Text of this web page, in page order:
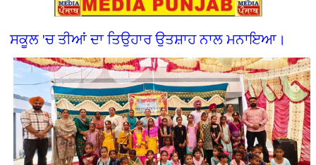
ਸਕੂਲ 'ਚ ਤੀਆਂ ਦਾ ਤਿਉਹਾਰ ਉਤਸ਼ਾਹ ਨਾਲ ਮਨਾਇਆ।